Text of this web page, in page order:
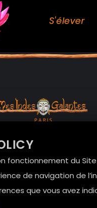
fonctionnement du
de navigation de
que vous avez
S'élever
Le Marais, 75004 Paris
01.42.72.42.51